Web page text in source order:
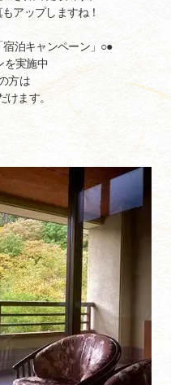
アップしますね！
泊キャンペーン」○●
を実施中
方は
ます。